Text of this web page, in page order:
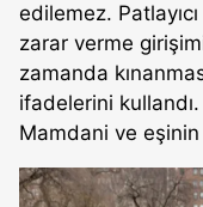
edilemez.
zarar verme
zamanda
ifadelerini kullandı.
Mamdani ve eşinin